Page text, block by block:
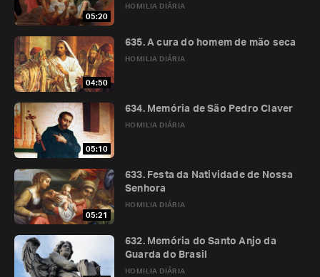
05:20
HOMILIA DIÁRIA
04:50
HOMILIA DIÁRIA
635. A cura do homem de mão seca
05:10
HOMILIA DIÁRIA
634. Memória de São Pedro Claver
05:21
HOMILIA DIÁRIA
633. Festa da Natividade de Nossa
Senhora
HOMILIA DIÁRIA
632. Memória do Santo Anjo da
Guarda do Brasil